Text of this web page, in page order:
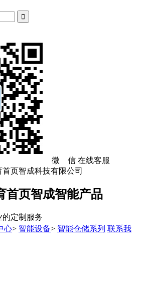

微 信 在线客服
首页智成智能产品
定制服务
心> 智能设备> 智能仓储系列 联系我